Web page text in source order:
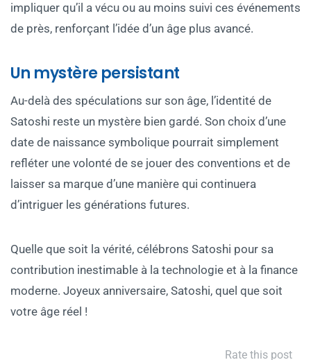
impliquer qu’il a vécu ou au moins suivi ces événements
de près, renforçant l’idée d’un âge plus avancé.
Un mystère persistant
Au-delà des spéculations sur son âge, l’identité de
Satoshi reste un mystère bien gardé. Son choix d’une
date de naissance symbolique pourrait simplement
refléter une volonté de se jouer des conventions et de
laisser sa marque d’une manière qui continuera
d’intriguer les générations futures.
Quelle que soit la vérité, célébrons Satoshi pour sa
contribution inestimable à la technologie et à la finance
moderne. Joyeux anniversaire, Satoshi, quel que soit
votre âge réel !
Rate this post